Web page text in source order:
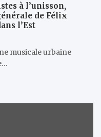
à l’unisson,
de Félix
l’Est
musicale urbaine